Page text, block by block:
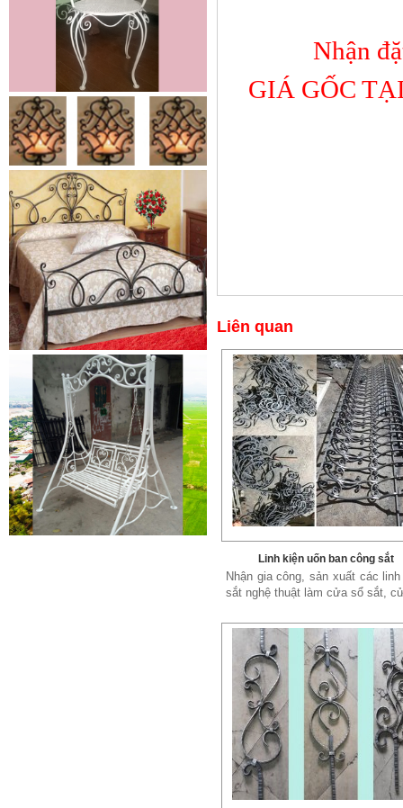
Cửa sắt mẫu 20
Cửa sắt đẹp cho không gian nhà
tuyệt đẹp Gia công sản xuất
cửa...
Mẫu bàn ghế 05
Mẫu thiết kế hiện đại, rất phù hợp
để trưng bày sản phẩm, studio
hoặc dùng...
Mẫu giường sắt 02
Nhận
GIÁ GỐC
Liên quan
Linh kiện uốn ban công sắt
Nhận gia công, sản xuất các
sắt nghệ thuật làm cửa sổ sắt,